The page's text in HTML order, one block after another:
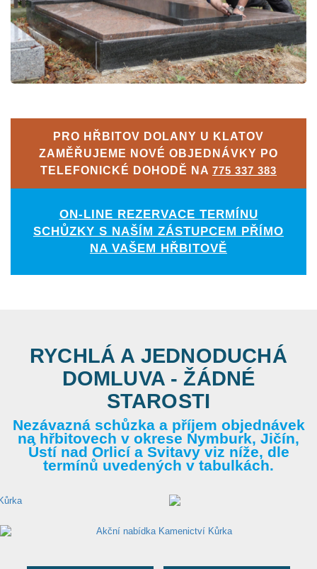
PRO HŘBITOV DOLANY U KLATOV
ZAMĚŘUJEME NOVÉ OBJEDNÁVKY PO
TELEFONICKÉ DOHODĚ NA 775 337 383
ON-LINE REZERVACE TERMÍNU
SCHŮZKY S NAŠÍM ZÁSTUPCEM PŘÍMO
NA VAŠEM HŘBITOVĚ
RYCHLÁ A JEDNODUCHÁ
DOMLUVA - ŽÁDNÉ
STAROSTI
Nezávazná schůzka a příjem objednávek
na hřbitovech v okrese Nymburk, Jičín,
Ústí nad Orlicí a Svitavy viz níže, dle
termínů uvedených v tabulkách.